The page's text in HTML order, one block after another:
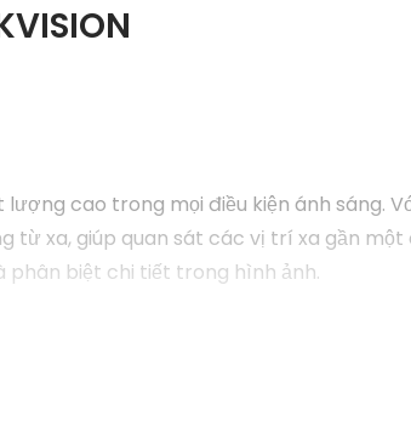
cao trong mọi điều kiện ánh sáng.
từ xa, giúp quan sát các vị trí xa gần một
phân biệt chi tiết trong hình ảnh.